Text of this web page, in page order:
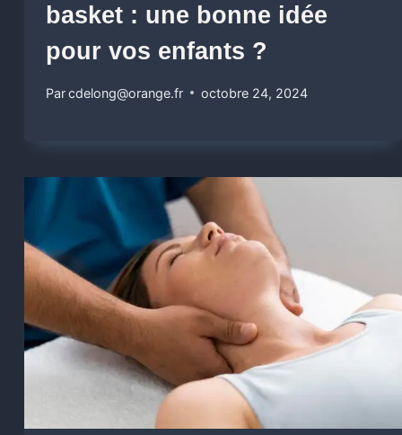
basket : une bonne idée
pour vos enfants ?
Parcdelong@orange.fr octobre 24, 2024